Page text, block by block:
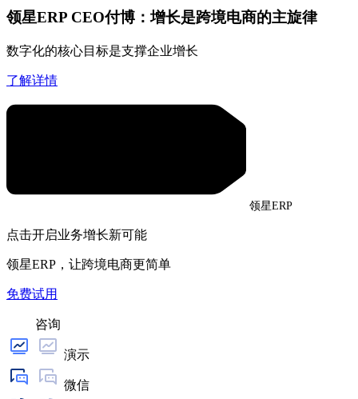
领星ERP CEO付博：增长是跨境电商的主旋律
数字化的核心目标是支撑企业增长
了解详情
领星ERP
点击开启业务增长新可能
领星ERP，让跨境电商更简单
免费试用
咨询
演示
微信